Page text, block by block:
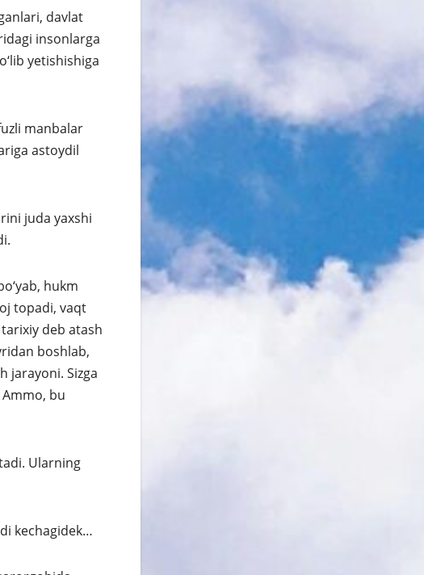
davlat
insonlarga
yetishishiga
manbalar
astoydil
juda yaxshi
hukm
topadi, vaqt
deb atash
boshlab,
jarayoni. Sizga
bu
Ularning
kechagidek…